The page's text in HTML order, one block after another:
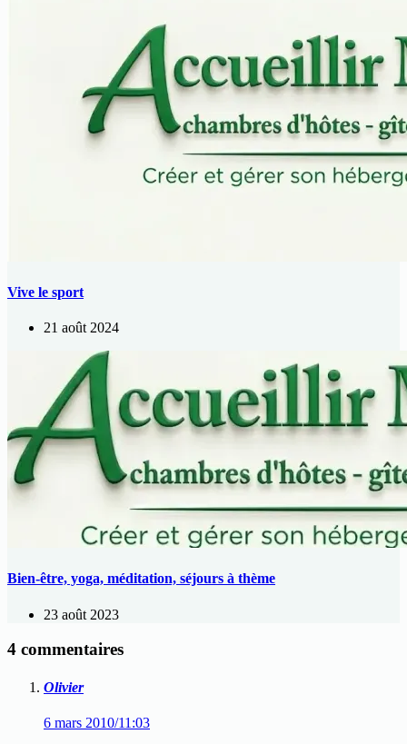
Vive le sport
21 août 2024
Bien-être, yoga, méditation, séjours à thème
23 août 2023
4 commentaires
Olivier
6 mars 2010/11:03